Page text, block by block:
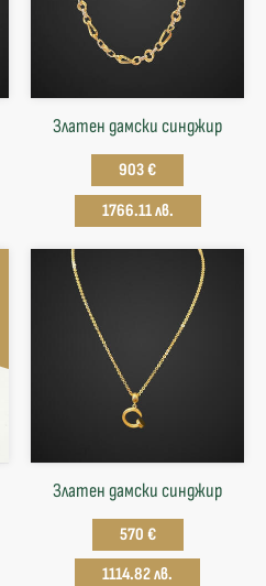
Златен дамски синджир
903 €
1766.11 лв.
Златен дамски синджир
570 €
1114.82 лв.